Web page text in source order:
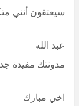
سيعتقون أنني
عبد الله
مدونتك مفيدة
اخي مبارك